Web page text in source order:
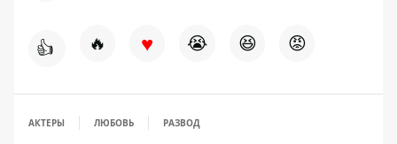
👍 🔥 ♥ 😭 😆 😡
АКТЕРЫ ЛЮБОВЬ РАЗВОД